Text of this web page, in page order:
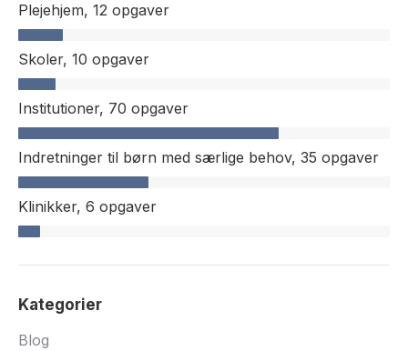
Plejehjem, 12 opgaver
Skoler, 10 opgaver
Institutioner, 70 opgaver
Indretninger til børn med særlige behov, 35 opgaver
Klinikker, 6 opgaver
Kategorier
Blog